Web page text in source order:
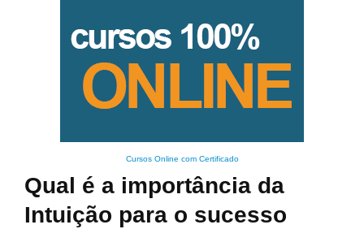
Cursos Online com Certificado
Qual é a importância da
Intuição para o sucesso